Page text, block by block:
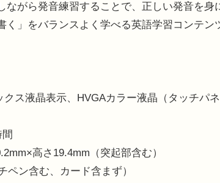
がら発音練習することで、正しい発音を身
く」をバランスよく学べる英語学習コンテン
ス液晶表示、HVGAカラー液晶（タッチパネ
高さ19.4mm（突起部含む）
ペン含む、カード含まず）